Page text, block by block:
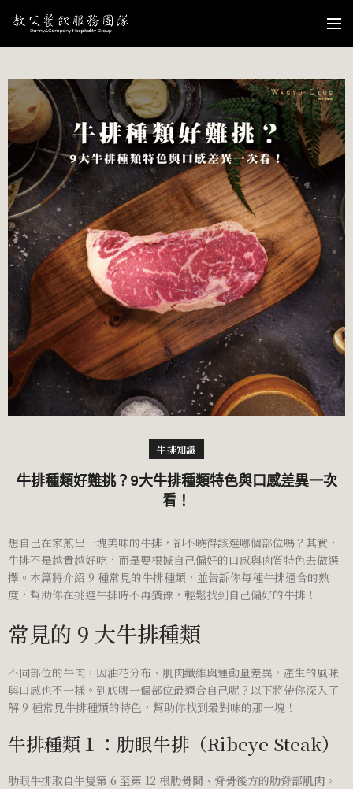
牛排知識
牛排種類好難挑？9大牛排種類特色與口感差異一次
看！
想自己在家煎出一塊美味的牛排，卻不曉得該選哪個部位嗎？其實，
牛排不是越貴越好吃，而是要根據自己偏好的口感與肉質特色去做選
擇。本篇將介紹 9 種常見的牛排種類，並告訴你每種牛排適合的熟
度，幫助你在挑選牛排時不再猶豫，輕鬆找到自己偏好的牛排！
常見的 9 大牛排種類
不同部位的牛肉，因油花分布、肌肉纖維與運動量差異，產生的風味
與口感也不一樣。到底哪一個部位最適合自己呢？以下將帶你深入了
解 9 種常見牛排種類的特色，幫助你找到最對味的那一塊！
牛排種類１：肋眼牛排（Ribeye Steak）
肋眼牛排取自牛隻第 6 至第 12 根肋骨間、脊骨後方的肋脊部肌肉 。